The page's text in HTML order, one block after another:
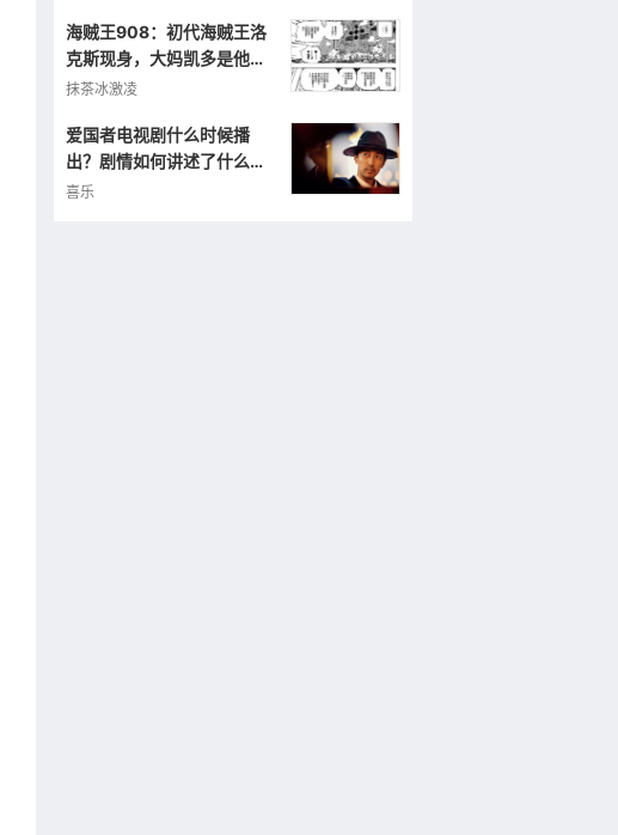
海贼王908：初代海贼王洛
克斯现身，大妈凯多是他的
小弟，曾打败罗杰！
抹茶冰激凌
爱国者电视剧什么时候播
出？剧情如何讲述了什么样
的故事？
喜乐